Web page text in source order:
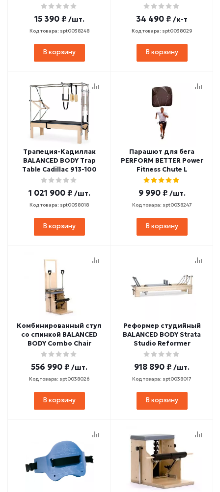
15 390 ₽ /шт.
Код товара: spt0038248
В корзину
Resistance
34 490 ₽ /к-т
Код товара: spt0038029
В корзину
Трапеция-Кадиллак
BALANCED BODY Trap
Table Cadillac 913-100
1 021 900 ₽ /шт.
Код товара: spt0038018
В корзину
Парашют для бега
PERFORM BETTER Power
Fitness Chute L
9 990 ₽ /шт.
Код товара: spt0038247
В корзину
Комбинированный стул
со спинкой BALANCED
BODY Combo Chair
556 990 ₽ /шт.
Код товара: spt0038026
В корзину
Реформер студийный
BALANCED BODY Strata
Studio Reformer
918 890 ₽ /шт.
Код товара: spt0038017
В корзину